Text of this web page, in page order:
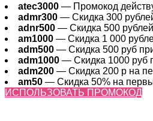
atec3000 — Промокод
admr300 — Скидка 300
adnr500 — Скидка 500 рублей
am1000 — Скидка 1 000
adm500 — Скидка 500 руб
adm1000 — Скидка 1000 руб
adm200 — Cкидка 200 р на
am50 — Скидка 50% на
ИСПОЛЬЗОВАТЬ ПРОМОКОД